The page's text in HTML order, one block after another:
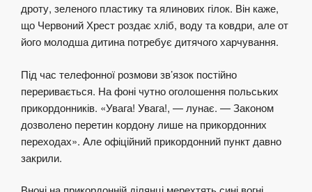
дроту, зеленого пластику та ялинових гілок. Він каже,
що Червоний Хрест роздає хліб, воду та ковдри, але от
його молодша дитина потребує дитячого харчування.
Під час телефонної розмови зв’язок постійно
переривається. На фоні чутно оголошення польських
прикордонників. «Увага! Увага!, — лунає. — Законом
дозволено перетин кордону лише на прикордонних
переходах». Але офіційний прикордонний пункт давно
закрили.